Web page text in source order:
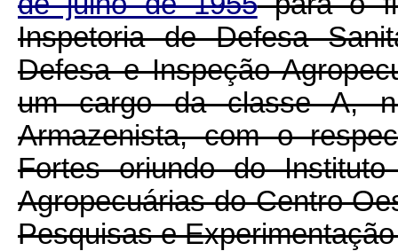
Inspetoria de Defesa
Defesa e Inspeção
um cargo da classe A,
Armazenista, com o
Fortes oriundo do
Agropecuárias do Centro
Pesquisas e